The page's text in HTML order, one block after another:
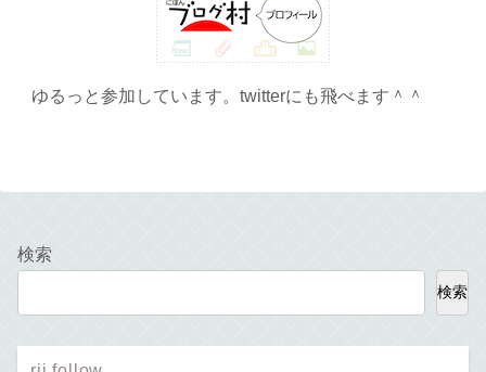
ゆるっと参加しています。twitterにも飛べます＾＾
検索
検索